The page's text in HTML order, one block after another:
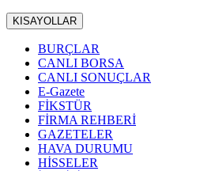
KISAYOLLAR
BURÇLAR
CANLI BORSA
CANLI SONUÇLAR
E-Gazete
FİKSTÜR
FİRMA REHBERİ
GAZETELER
HAVA DURUMU
HİSSELER